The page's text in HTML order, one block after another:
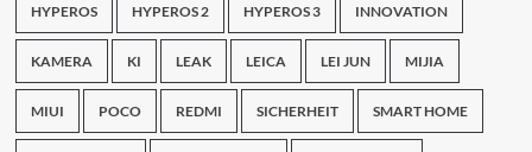
HYPEROS HYPEROS 2 HYPEROS 3 INNOVATION
KAMERA KI LEAK LEICA LEI JUN MIJIA
MIUI POCO REDMI SICHERHEIT SMART HOME